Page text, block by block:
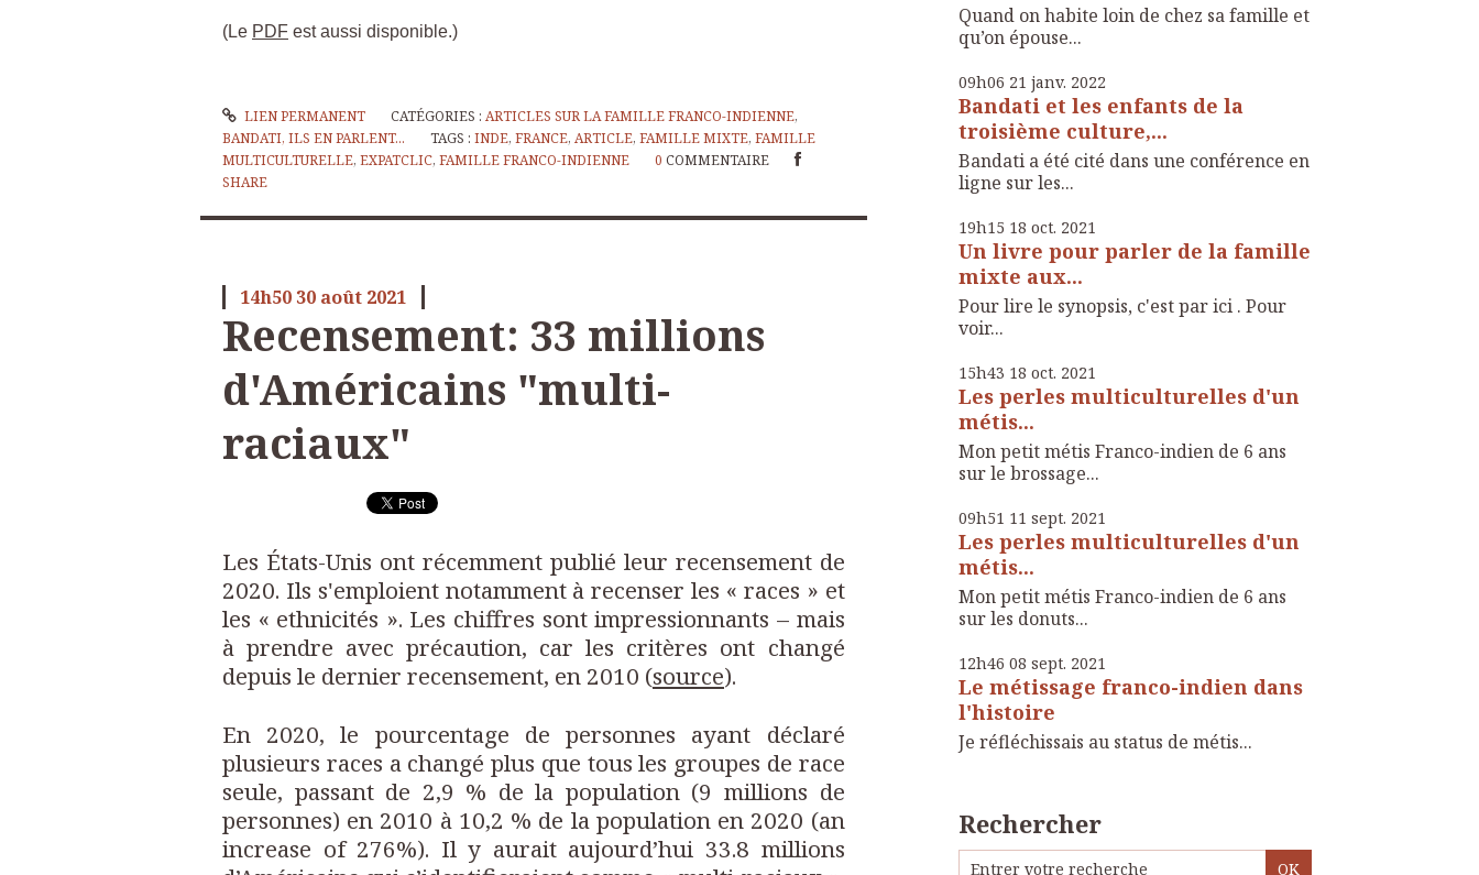
(Le PDF est aussi disponible.)
LIEN PERMANENT CATÉGORIES :ARTICLES SUR LA FAMILLE FRANCO-INDIENNE,
BANDATI, ILS EN PARLENT...
TAGS : INDE, FRANCE, ARTICLE, FAMILLE MIXTE, FAMILLE
MULTICULTURELLE, EXPATCLIC, FAMILLE FRANCO-INDIENNE 0 COMMENTAIRE
SHARE
14h50 30 août 2021
Recensement: 33 millions
d'Américains "multi-
raciaux"
Les États-Unis ont récemment publié leur recensement de
2020. Ils s'emploient notamment à recenser les « races » et
les « ethnicités ». Les chiffres sont impressionnants – mais
à prendre avec précaution, car les critères ont changé
depuis le dernier recensement, en 2010 (source).
En 2020, le pourcentage de personnes ayant déclaré
plusieurs races a changé plus que tous les groupes de race
seule, passant de 2,9 % de la population (9 millions de
personnes) en 2010 à 10,2 % de la population en 2020 (an
increase of 276%). Il y aurait aujourd’hui 33.8 millions
Quand on habite loin de chez sa famille et
qu’on épouse...
09h06 21 janv. 2022
Bandati et les enfants de la
troisième culture,...
Bandati a été cité dans une conférence en
ligne sur les...
19h15 18 oct. 2021
Un livre pour parler de la famille
mixte aux...
Pour lire le synopsis, c'est par ici . Pour
voir...
15h43 18 oct. 2021
Les perles multiculturelles d'un
métis...
Mon petit métis Franco-indien de 6 ans
sur le brossage...
09h51 11 sept. 2021
Les perles multiculturelles d'un
métis...
Mon petit métis Franco-indien de 6 ans
sur les donuts...
12h46 08 sept. 2021
Le métissage franco-indien dans
l'histoire
Je réfléchissais au status de métis...
Rechercher